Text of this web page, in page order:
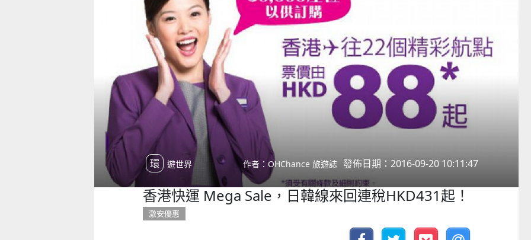
環遊世界 作者：OHChance 旅遊誌 發佈日期：2016-09-20 10:11:47
香港快運 Mega Sale，日韓線來回連稅HKD431起！
激安優惠